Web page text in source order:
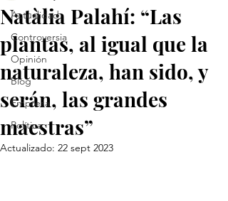
Actualidad
Controversia
Opinión
Blog
Empresa
Política
Natàlia Palahí: “Las
plantas, al igual que la
naturaleza, han sido, y
serán, las grandes
maestras”
Actualizado: 22 sept 2023